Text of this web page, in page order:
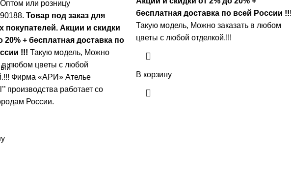
или розницу
Товар под заказ для
покупателей. Акции и скидки
20% + бесплатная доставка по
!!! Такую модель, Mожно
в любом цветы с любой
Фирма «АРИ» Ателье
производства работает со
России.
бесплатная доставка по всей России !!!
Такую модель, Mожно заказать в любом
цветы с любой отделкой.!!!
В корзину